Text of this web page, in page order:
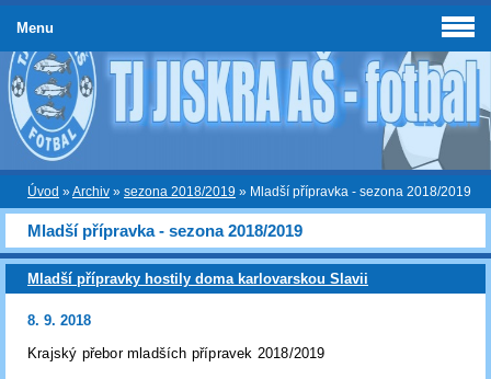
Úvod »Archiv » sezona 2018/2019 » Mladší přípravka - sezona 2018/2019
Mladší přípravka - sezona 2018/2019
Mladší přípravky hostily doma karlovarskou Slavii
8. 9. 2018
Krajský přebor mladších přípravek 2018/2019
Menu